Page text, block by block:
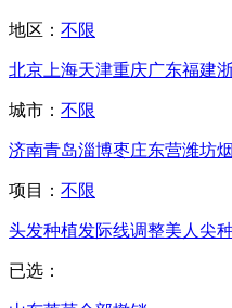
地区： 不限
北京 上海天津重庆广东福建
城市： 不限
济南青岛淄博枣庄东营潍坊
项目： 不限
头发种植发际线调整美人尖
已选：